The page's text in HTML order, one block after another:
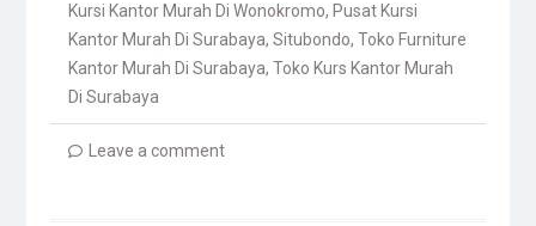
Kursi Kantor Murah Di Wonokromo, Pusat Kursi
Kantor Murah Di Surabaya, Situbondo, Toko Furniture
Kantor Murah Di Surabaya, Toko Kurs Kantor Murah
Di Surabaya
Leave a comment